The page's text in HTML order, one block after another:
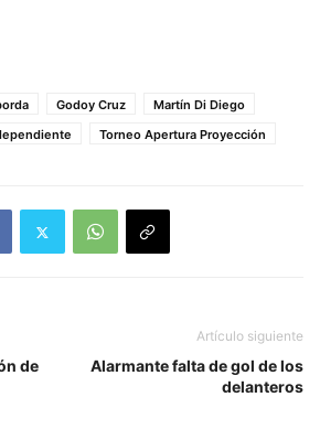
Godoy Cruz
Martín Di Diego
Torneo Apertura Proyección
de
Artículo siguiente
Alarmante falta de gol de los
delanteros